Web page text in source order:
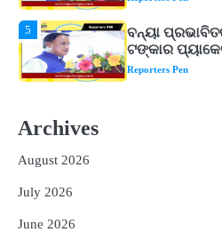
1
ଆସାମରେ
୮୯କୁ ବୃଦ୍ଧି
Reporters Pen
3
Archives
August 2026
July 2026
June 2026